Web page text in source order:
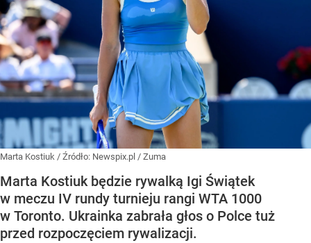
Marta Kostiuk / Źródło: Newspix.pl / Zuma
Marta Kostiuk będzie rywalką Igi Świątek
w meczu IV rundy turnieju rangi WTA 1000
w Toronto. Ukrainka zabrała głos o Polce tuż
przed rozpoczęciem rywalizacji.